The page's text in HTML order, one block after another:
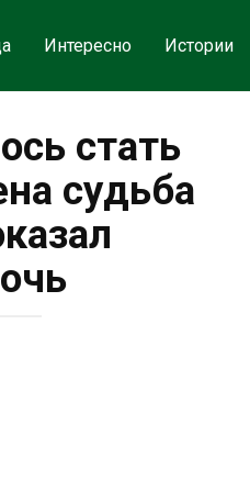
Интересно Истории
стать
судьба